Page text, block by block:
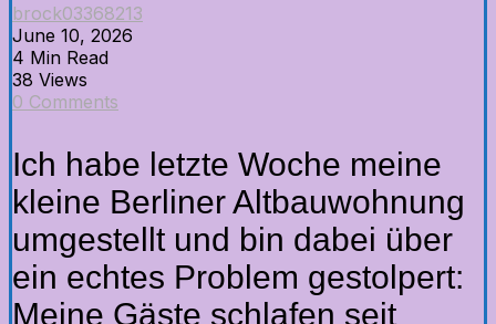
brock03368213
June 10, 2026
4 Min Read
38 Views
0 Comments
Ich habe letzte Woche meine
kleine Berliner Altbauwohnung
umgestellt und bin dabei über
ein echtes Problem gestolpert:
Meine Gäste schlafen seit